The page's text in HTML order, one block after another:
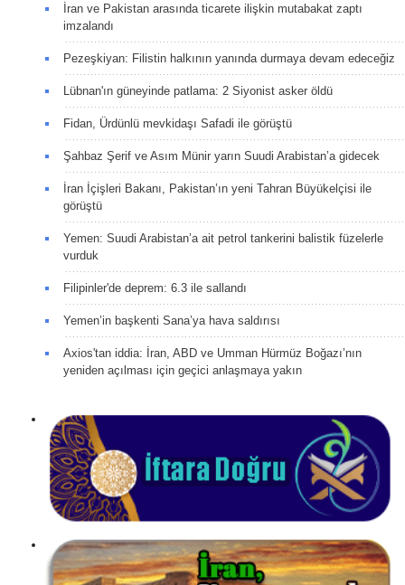
İran ve Pakistan arasında ticarete ilişkin mutabakat zaptı
imzalandı
Pezeşkiyan: Filistin halkının yanında durmaya devam edeceğiz
Lübnan'ın güneyinde patlama: 2 Siyonist asker öldü
Fidan, Ürdünlü mevkidaşı Safadi ile görüştü
Şahbaz Şerif ve Asım Münir yarın Suudi Arabistan’a gidecek
İran İçişleri Bakanı, Pakistan’ın yeni Tahran Büyükelçisi ile
görüştü
Yemen: Suudi Arabistan’a ait petrol tankerini balistik füzelerle
vurduk
Filipinler'de deprem: 6.3 ile sallandı
Yemen’in başkenti Sana’ya hava saldırısı
Axios'tan iddia: İran, ABD ve Umman Hürmüz Boğazı’nın
yeniden açılması için geçici anlaşmaya yakın